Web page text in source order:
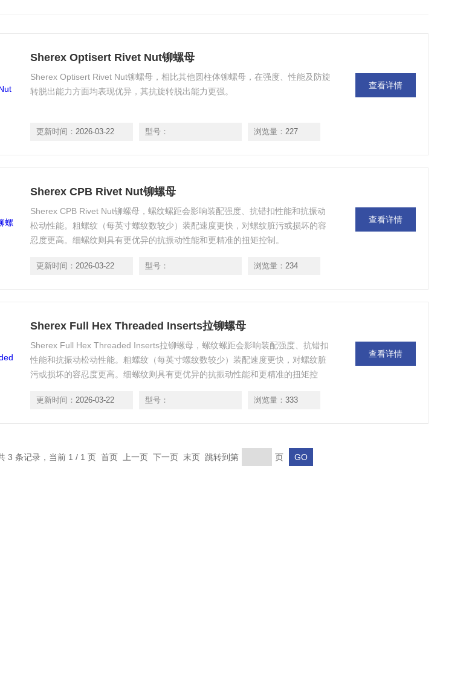
Sherex Optisert Rivet Nut铆螺母
Sherex Optisert Rivet Nut铆螺母，相比其他圆柱体铆螺母，在强度、性能及防旋
转脱出能力方面均表现优异，其抗旋转脱出能力更强。
更新时间： 2026-03-22 型号： 浏览量： 227
查看详情
Sherex CPB Rivet Nut铆螺母
Sherex CPB Rivet Nut铆螺母，螺纹螺距会影响装配强度、抗错扣性能和抗振动
松动性能。粗螺纹（每英寸螺纹数较少）装配速度更快，对螺纹脏污或损坏的容
忍度更高。细螺纹则具有更优异的抗振动性能和更精准的扭矩控制。
更新时间： 2026-03-22 型号： 浏览量： 234
查看详情
Sherex Full Hex Threaded Inserts拉铆螺母
Sherex Full Hex Threaded Inserts拉铆螺母，螺纹螺距会影响装配强度、抗错扣
性能和抗振动松动性能。粗螺纹（每英寸螺纹数较少）装配速度更快，对螺纹脏
污或损坏的容忍度更高。细螺纹则具有更优异的抗振动性能和更精准的扭矩控
更新时间： 2026-03-22 型号： 浏览量： 333
查看详情
3 条记录，当前 1 / 1 页 首页 上一页 下一页 末页 跳转到第 页